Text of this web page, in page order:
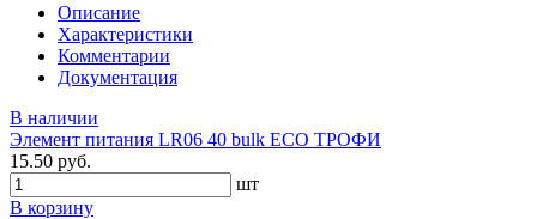
Описание
Характеристики
Комментарии
Документация
В наличии
Элемент питания LR06 40 bulk ECO ТРОФИ
15.50 руб.
шт
В корзину